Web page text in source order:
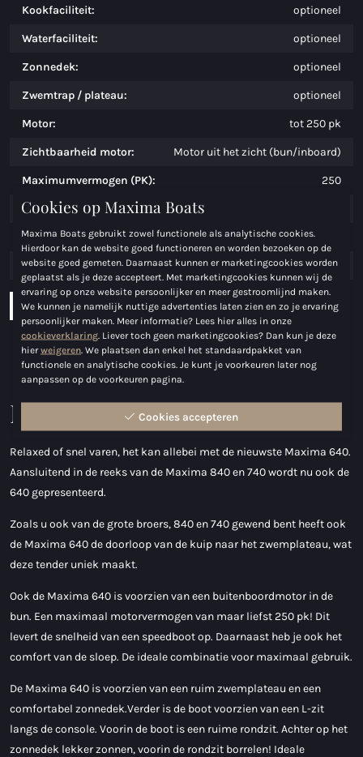
Kookfaciliteit: optioneel
Waterfaciliteit: optioneel
Zonnedek: optioneel
Zwemtrap / plateau: optioneel
Motor: tot 250 pk
Zichtbaarheid motor: Motor uit het zicht (bun/inboard)
Maximumvermogen (PK): 250
Brandstof:
Brandstoftank: ingebouwd
Tankinhoud: 270
Download brochure Configureer boot
Maxima 640
Relaxed of snel varen, het kan allebei met de nieuwste Maxima 640.
Aansluitend in de reeks van de Maxima 840 en 740 wordt nu ook de
640 gepresenteerd.
Zoals u ook van de grote broers, 840 en 740 gewend bent heeft ook
de Maxima 640 de doorloop van de kuip naar het zwemplateau, wat
deze tender uniek maakt.
Ook de Maxima 640 is voorzien van een buitenboordmotor in de
bun. Een maximaal motorvermogen van maar liefst 250 pk! Dit
levert de snelheid van een speedboot op. Daarnaast heb je ook het
comfort van de sloep. De ideale combinatie voor maximaal gebruik.
De Maxima 640 is voorzien van een ruim zwemplateau en een
comfortabel zonnedek.Verder is de boot voorzien van een L-zit
langs de console. Voorin de boot is een ruime rondzit. Achter op het
zonnedek lekker zonnen, voorin de rondzit borrelen! Ideale
Cookies op Maxima Boats
Maxima Boats gebruikt zowel functionele als analytische cookies.
Hierdoor kan de website goed functioneren en worden bezoeken op de
website goed gemeten. Daarnaast kunnen er marketingcookies worden
geplaatst als je deze accepteert. Met marketingcookies kunnen wij de
ervaring op onze website persoonlijker en meer gestroomlijnd maken.
We kunnen je namelijk nuttige advertenties laten zien en zo je ervaring
persoonlijker maken. Meer informatie? Lees hier alles in onze
cookieverklaring . Liever toch geen marketingcookies? Dan kun je deze
hierweigeren . We plaatsen dan enkel het standaardpakket van
functionele en analytische cookies. Je kunt je voorkeuren later nog
aanpassen op de voorkeuren pagina.
Cookies accepteren